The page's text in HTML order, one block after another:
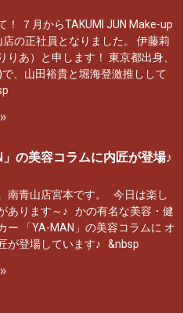
！ ７月からTAKUMI JUN Make-up
の正社員となりました。 伊藤莉
りあ）と申します！ 東京都出身、
、山田裕貴と堀海登激推しして
」の美容コラムに内匠が登場♪
南青山店宮本です。 今日は楽し
あります～♪ かの有名な美容・健
ー 「YA-MAN」の美容コラムに オ
が登場しています♪ &nbsp